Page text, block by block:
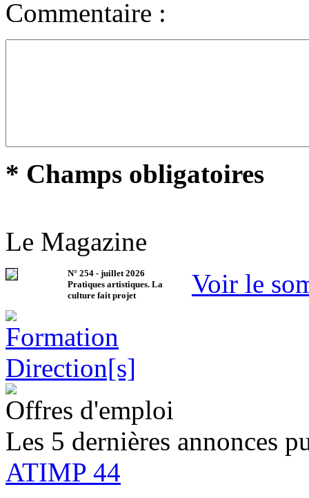
Commentaire :
* Champs obligatoires
Le Magazine
N° 254 - juillet 2026
Pratiques artistiques. La
culture fait projet
Voir le
Offres d'emploi
Les 5 dernières annonces
ATIMP 44